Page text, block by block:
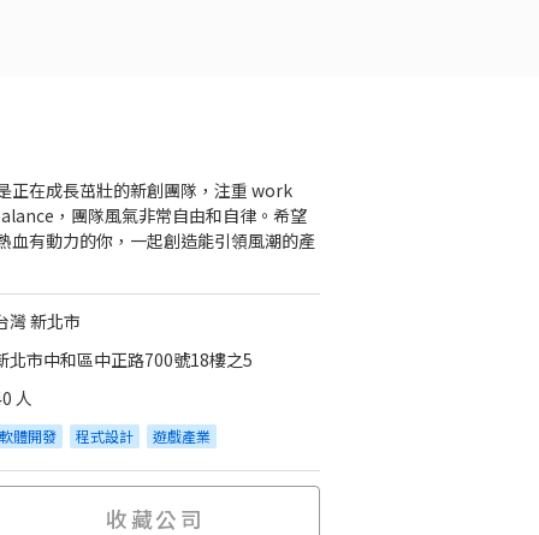
正在成長茁壯的新創團隊，注重 work
，團隊風氣非常自由和自律。希望
血有動力的你，一起創造能引領風潮的產
灣 新北市
北市中和區中正路700號18樓之5
人
軟體開發 程式設計 遊戲產業
收藏公司